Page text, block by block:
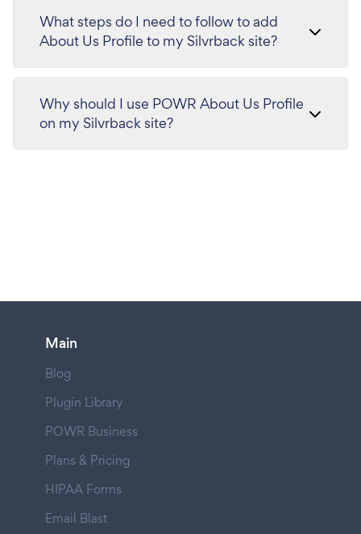
What steps do I need to follow to add
About Us Profile to my Silvrback site?
Why should I use POWR About Us Profile
on my Silvrback site?
Main
Blog
Plugin Library
POWR Business
Plans & Pricing
HIPAA Forms
Email Blast